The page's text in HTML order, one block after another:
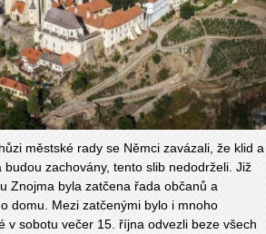
městské rady se Němci zavázali, že klid a
zachovány, tento slib nedodrželi. Již
Znojma byla zatčena řada občanů a
domu. Mezi zatčenými bylo i mnoho
v sobotu večer 15. října odvezli beze všech